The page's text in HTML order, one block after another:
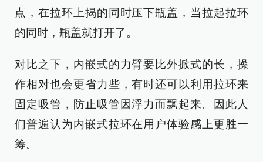
点，在拉环上揭的同时压下瓶盖，当拉起拉环
的同时，瓶盖就打开了。
对比之下，内嵌式的力臂要比外掀式的长，操
作相对也会更省力些，有时还可以利用拉环来
固定吸管，防止吸管因浮力而飘起来。因此人
们普遍认为内嵌式拉环在用户体验感上更胜一
筹。